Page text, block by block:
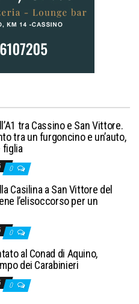
tra Cassino e San Vittore.
tra un furgoncino e un’auto,
figlia
0
Casilina a San Vittore del
l’elisoccorso per un
0
al Conad di Aquino,
dei Carabinieri
0